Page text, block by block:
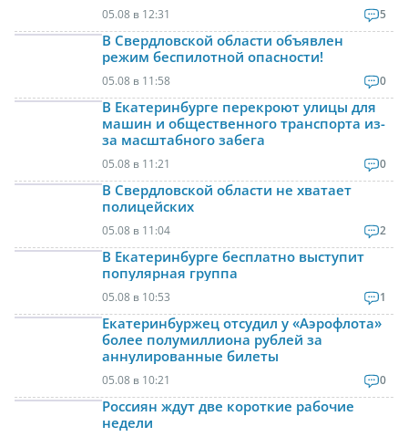
05.08 в 12:31 5
В Свердловской области объявлен
режим беспилотной опасности!
05.08 в 11:58 0
В Екатеринбурге перекроют улицы для
машин и общественного транспорта из-
за масштабного забега
05.08 в 11:21 0
В Свердловской области не хватает
полицейских
05.08 в 11:04 2
В Екатеринбурге бесплатно выступит
популярная группа
05.08 в 10:53 1
Екатеринбуржец отсудил у «Аэрофлота»
более полумиллиона рублей за
аннулированные билеты
05.08 в 10:21 0
Россиян ждут две короткие рабочие
недели